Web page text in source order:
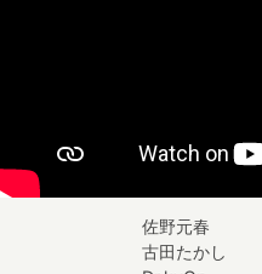
佐野元春
古田たかし